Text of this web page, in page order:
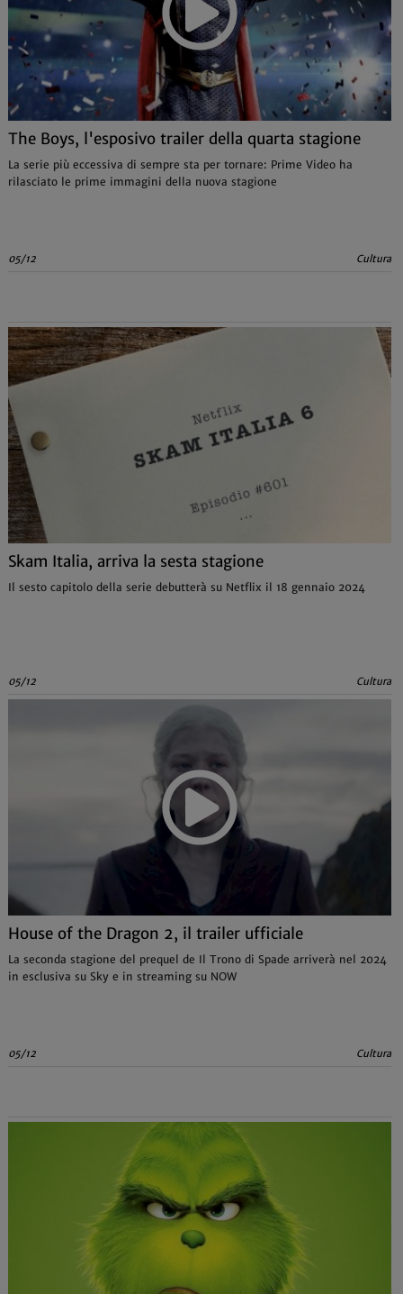
The Boys, l'esposivo trailer della quarta stagione
La serie più eccessiva di sempre sta per tornare: Prime Video ha
rilasciato le prime immagini della nuova stagione
05/12 Cultura
Skam Italia, arriva la sesta stagione
Il sesto capitolo della serie debutterà su Netflix il 18 gennaio 2024
05/12 Cultura
House of the Dragon 2, il trailer ufficiale
La seconda stagione del prequel de Il Trono di Spade arriverà nel 2024
in esclusiva su Sky e in streaming su NOW
05/12 Cultura